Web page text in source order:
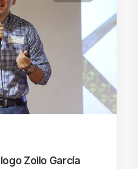
Zoilo García